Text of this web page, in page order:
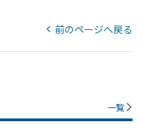
前のページへ戻る
一覧